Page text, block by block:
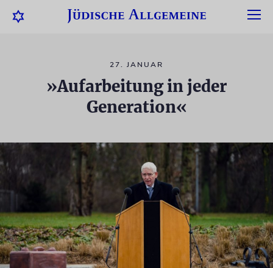
27. JANUAR
»Aufarbeitung in jeder
Generation«